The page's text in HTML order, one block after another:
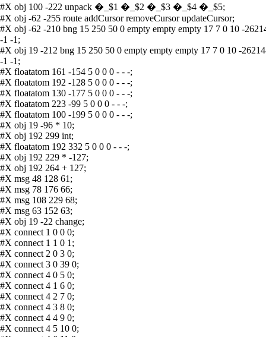
#X obj 100 -222 unpack �_$1 �_$2 �_$3 �_$4 �_$5;
#X obj -62 -255 route addCursor removeCursor updateCursor;
#X obj -62 -210 bng 15 250 50 0 empty empty empty 17 7 0 10 -
-1 -1;
#X obj 19 -212 bng 15 250 50 0 empty empty empty 17 7 0 10 -
-1 -1;
#X floatatom 161 -154 5 0 0 0 - - -;
#X floatatom 192 -128 5 0 0 0 - - -;
#X floatatom 130 -177 5 0 0 0 - - -;
#X floatatom 223 -99 5 0 0 0 - - -;
#X floatatom 100 -199 5 0 0 0 - - -;
#X obj 19 -96 * 10;
#X obj 192 299 int;
#X floatatom 192 332 5 0 0 0 - - -;
#X obj 192 229 * -127;
#X obj 192 264 + 127;
#X msg 48 128 61;
#X msg 78 176 66;
#X msg 108 229 68;
#X msg 63 152 63;
#X obj 19 -22 change;
#X connect 1 0 0 0;
#X connect 1 1 0 1;
#X connect 2 0 3 0;
#X connect 3 0 39 0;
#X connect 4 0 5 0;
#X connect 4 1 6 0;
#X connect 4 2 7 0;
#X connect 4 3 8 0;
#X connect 4 4 9 0;
#X connect 4 5 10 0;